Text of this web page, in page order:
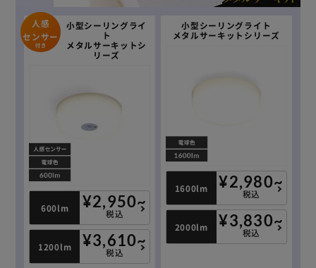
人感
センサー
付き
小型シーリングライ
ト
メタルサーキットシ
リーズ
600lm ¥2,950~
税込
1200lm ¥3,610~
税込
小型シーリングライト
メタルサーキットシリーズ
1600lm ¥2,980~
税込
2000lm ¥3,830~
税込